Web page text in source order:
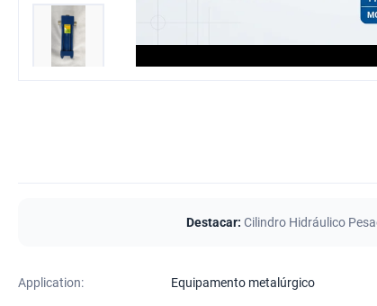
Destacar: Cilindro Hidráulico
Application: Equipamento metalúrgico